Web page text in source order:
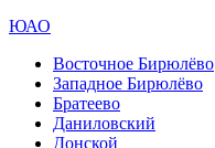
ЮАО
Восточное Бирюлёво
Западное Бирюлёво
Братеево
Даниловский
Донской